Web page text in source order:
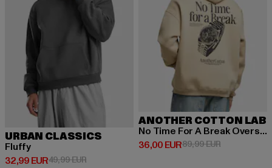
URBAN CLASSICS
Fluffy
32,99 EUR
Derzeitiger Preis: 32,99 EUR
49,99 EURAktionspreis: 49,99 EUR
ANOTHER COTTON LAB
No Time For A Break Oversize
36,00 EUR
Derzeitiger Preis: 36,00 EUR
89,99 EURAktionspreis: